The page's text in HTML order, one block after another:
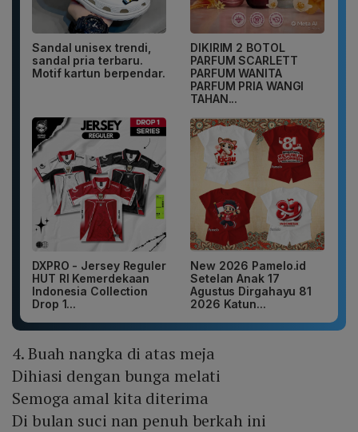
Sandal unisex trendi,
sandal pria terbaru.
Motif kartun berpendar.
DIKIRIM 2 BOTOL
PARFUM SCARLETT
PARFUM WANITA
PARFUM PRIA WANGI
TAHAN...
DXPRO - Jersey Reguler
HUT RI Kemerdekaan
Indonesia Collection
Drop 1...
New 2026 Pamelo.id
Setelan Anak 17
Agustus Dirgahayu 81
2026 Katun...
4. Buah nangka di atas meja
Dihiasi dengan bunga melati
Semoga amal kita diterima
Di bulan suci nan penuh berkah ini